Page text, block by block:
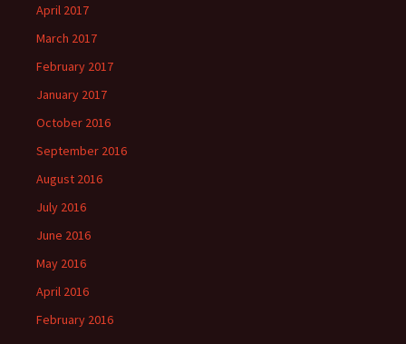
April 2017
March 2017
February 2017
January 2017
October 2016
September 2016
August 2016
July 2016
June 2016
May 2016
April 2016
February 2016